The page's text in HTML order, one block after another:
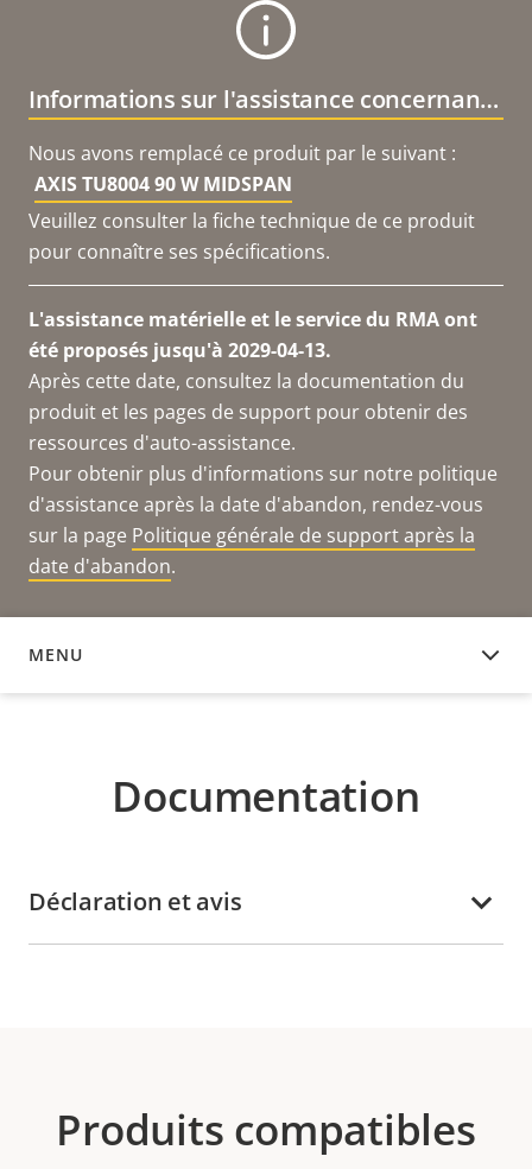
Informations sur l'assistance concernant le produit
Nous avons remplacé ce produit par le suivant :
AXIS TU8004 90 W MIDSPAN
Veuillez consulter la fiche technique de ce produit
pour connaître ses spécifications.
L'assistance matérielle et le service du RMA ont
été proposés jusqu'à 2029-04-13.
Après cette date, consultez la documentation du
produit et les pages de support pour obtenir des
ressources d'auto-assistance.
Pour obtenir plus d'informations sur notre politique
d'assistance après la date d'abandon, rendez-vous
sur la page Politique générale de support après la
date d'abandon.
MENU
DOCUMENTATION
Documentation
Déclaration et avis
Produits compatibles